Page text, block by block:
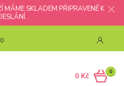
MÁME SKLADEM PŘIPRAVENÉ K
0
0 Kč